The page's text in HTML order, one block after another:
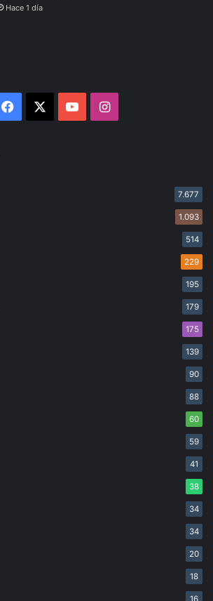
Hace 1 día
Facebook YouTubeInstagram
7.677
1.093
514
229
195
179
175
139
90
88
60
59
41
38
34
34
20
18
16